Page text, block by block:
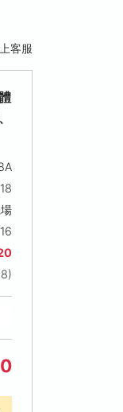
)
客服
16